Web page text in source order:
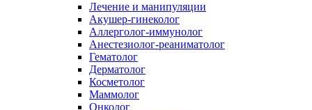
Лечение и манипуляции
Акушер-гинеколог
Аллерголог-иммунолог
Анестезиолог-реаниматолог
Гематолог
Дерматолог
Косметолог
Маммолог
Онколог